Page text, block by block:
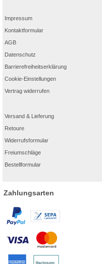
Impressum
Kontaktformular
AGB
Datenschutz
Barrierefreiheitserklärung
Cookie-Einstellungen
Vertrag widerrufen
Versand & Lieferung
Retoure
Widerrufsformular
Freiumschläge
Bestellformular
Zahlungsarten